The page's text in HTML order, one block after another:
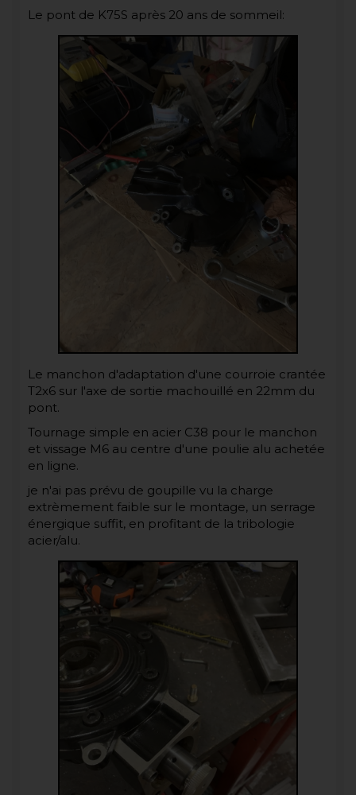
Le pont de K75S après 20 ans de sommeil:
Le manchon d'adaptation d'une courroie crantée
T2x6 sur l'axe de sortie machouillé en 22mm du
pont.
Tournage simple en acier C38 pour le manchon
et vissage M6 au centre d'une poulie alu achetée
en ligne.
je n'ai pas prévu de goupille vu la charge
extrèmement faible sur le montage, un serrage
énergique suffit, en profitant de la tribologie
acier/alu.